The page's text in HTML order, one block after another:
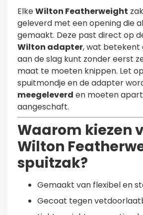
ElkeWilton Featherweight
geleverd met een opening die
gemaakt. Deze past direct op
Wilton adapter, wat betekent
aan de slag kunt zonder eerst
maat te moeten knippen. Let
spuitmondje en de adapter
meegeleverd en moeten
aangeschaft.
Waarom kiezen
Wilton
spuitzak?
Gemaakt van flexibel en
Gecoat tegen